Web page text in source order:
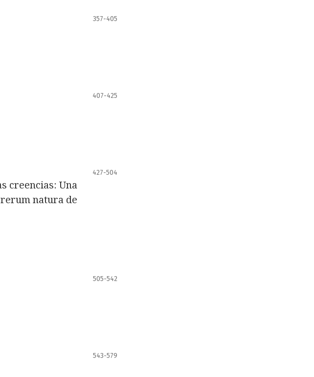
357-405
407-425
427-504
creencias: Una
natura de
505-542
543-579